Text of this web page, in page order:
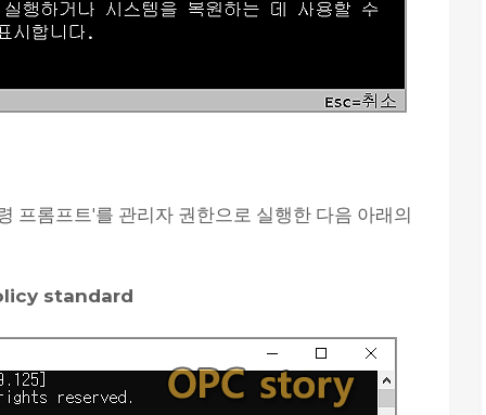
프롬프트'를 관리자 권한으로 실행한 다음 아래의
standard